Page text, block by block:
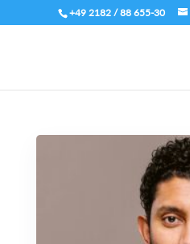
+49 2182 / 88 655-30